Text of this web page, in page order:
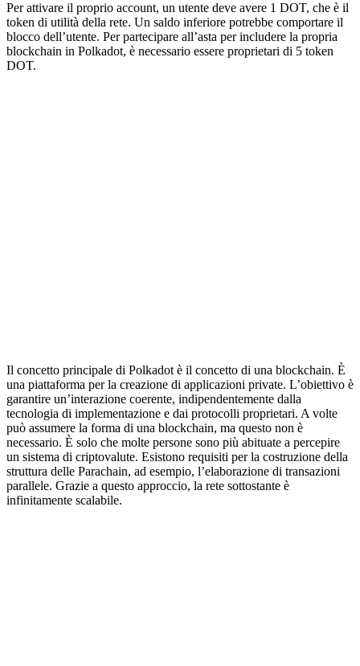
Per attivare il proprio account, un utente deve avere 1 DOT, che è il
token di utilità della rete. Un saldo inferiore potrebbe comportare il
blocco dell’utente. Per partecipare all’asta per includere la propria
blockchain in Polkadot, è necessario essere proprietari di 5 token
DOT.
Il concetto principale di Polkadot è il concetto di una blockchain. È
una piattaforma per la creazione di applicazioni private. L’obiettivo è
garantire un’interazione coerente, indipendentemente dalla
tecnologia di implementazione e dai protocolli proprietari. A volte
può assumere la forma di una blockchain, ma questo non è
necessario. È solo che molte persone sono più abituate a percepire
un sistema di criptovalute. Esistono requisiti per la costruzione della
struttura delle Parachain, ad esempio, l’elaborazione di transazioni
parallele. Grazie a questo approccio, la rete sottostante è
infinitamente scalabile.